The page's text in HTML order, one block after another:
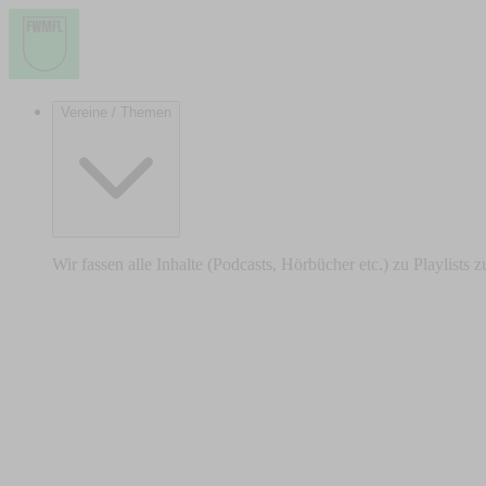
Vereine / Themen
Wir fassen alle Inhalte (Podcasts, Hörbücher etc.) zu Playlists